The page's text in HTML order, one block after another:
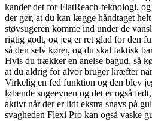
kander det for FlatReach-teknologi,
der gør, at du kan lægge håndtaget
støvsugeren komme ind under de
rigtig godt, og jeg er ret glad for den
så den selv kører, og du skal faktisk
Hvis du trækker en anelse bagud, så
at du aldrig for alvor bruger kræfter
Virkelig en fed funktion og den blev
løbende sugeevnen og det er også
aktivt når der er lidt ekstra snavs på
svagheden Flexi Pro kan også vaske